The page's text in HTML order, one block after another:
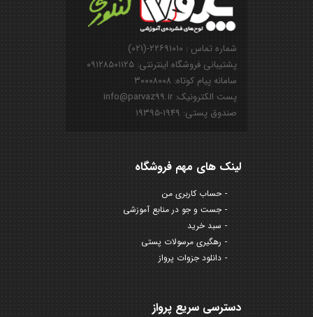
شماره تماس : ۲۲۶۹۱۰۱۰-(۰۲۱)
پشتیبانی فروشگاه اینترنتی: ۰۹۱۲۸۵۰۱۱۲۵
سامانه پیام کوتاه: ۳۰۰۰۸۰۰۸
پست الکترونیک: info@parvaz99.ir
صندوق پستی: ۱۹۴۹-۱۹۳۹۵
لینک های مهم فروشگاه
حساب کاربری من
جست و جو در منابع آموزشی
سبد خرید
رهگیری مرسولات پستی
دانلود جزوات پرواز
دسترسی سریع پرواز